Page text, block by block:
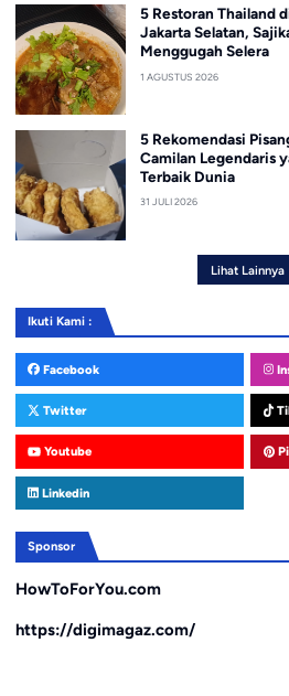
5 Restoran Thailand
Jakarta Selatan,
Menggugah Selera
1 AGUSTUS 2026
5 Rekomendasi
Camilan Legendaris
Terbaik Dunia
31 JULI 2026
Lihat Lainnya
Ikuti Kami :
Facebook
Twitter
Youtube
Linkedin
Sponsor
HowToForYou.com
https://digimagaz.com/